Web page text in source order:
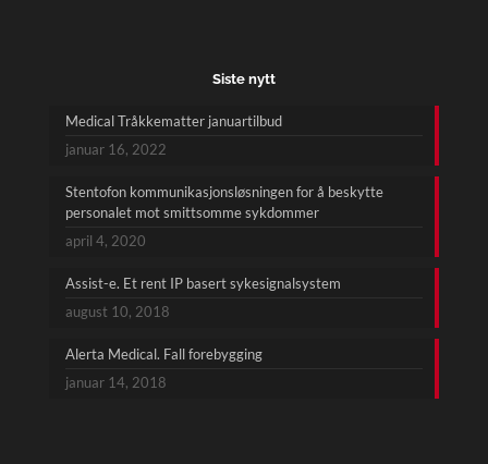
Siste nytt
Medical Tråkkematter januartilbud
januar 16, 2022
Stentofon kommunikasjonsløsningen for å beskytte
personalet mot smittsomme sykdommer
april 4, 2020
Assist-e. Et rent IP basert sykesignalsystem
august 10, 2018
Alerta Medical. Fall forebygging
januar 14, 2018